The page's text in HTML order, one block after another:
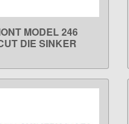
MORE
MODEL 246
DIE SINKER